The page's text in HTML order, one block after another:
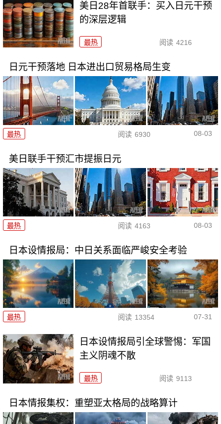
美日28年首联手：买入日元干预
的深层逻辑
最热 阅读 4216
日元干预落地 日本进出口贸易格局生变
最热 阅读 6930 08-03
美日联手干预汇市提振日元
最热 阅读 4163 08-03
日本设情报局：中日关系面临严峻安全考验
最热 阅读 13354 07-31
日本设情报局引全球警惕：军国
主义阴魂不散
最热 阅读 9113
日本情报集权：重塑亚太格局的战略算计